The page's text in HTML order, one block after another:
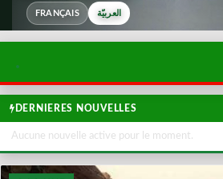
FRANÇAIS العربيّة
DERNIERES NOUVELLES
Aucune nouvelle active pour le moment.